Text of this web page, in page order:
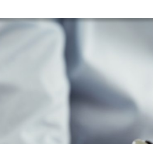
INCLUSÃO E DIVERSIDADE
INTERNATIONAL NETWORK
PRÊMIOS
NOSSA EQUIPE